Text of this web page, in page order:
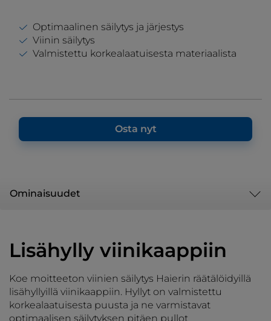
Optimaalinen säilytys ja järjestys
Viinin säilytys
Valmistettu korkealaatuisesta materiaalista
Osta nyt
Ominaisuudet
Lisähylly viinikaappiin
Koe moitteeton viinien säilytys Haierin räätälöidyillä
lisähyllyillä viinikaappiin. Hyllyt on valmistettu
korkealaatuisesta puusta ja ne varmistavat
optimaalisen säilytyksen pitäen pullot